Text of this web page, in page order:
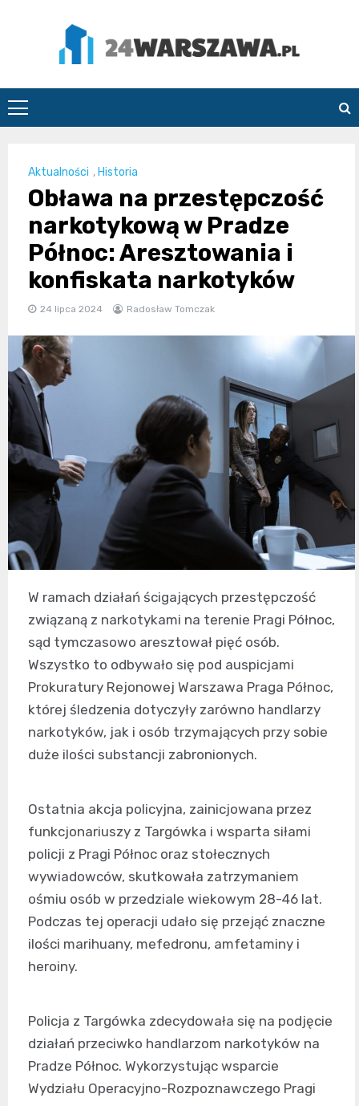
24Warszawa.pl
Aktualności , Historia
Obława na przestępczość
narkotykową w Pradze
Północ: Aresztowania i
konfiskata narkotyków
24 lipca 2024 Radosław Tomczak
W ramach działań ścigających przestępczość
związaną z narkotykami na terenie Pragi Północ,
sąd tymczasowo aresztował pięć osób.
Wszystko to odbywało się pod auspicjami
Prokuratury Rejonowej Warszawa Praga Północ,
której śledzenia dotyczyły zarówno handlarzy
narkotyków, jak i osób trzymających przy sobie
duże ilości substancji zabronionych.
Ostatnia akcja policyjna, zainicjowana przez
funkcjonariuszy z Targówka i wsparta siłami
policji z Pragi Północ oraz stołecznych
wywiadowców, skutkowała zatrzymaniem
ośmiu osób w przedziale wiekowym 28-46 lat.
Podczas tej operacji udało się przejąć znaczne
ilości marihuany, mefedronu, amfetaminy i
heroiny.
Policja z Targówka zdecydowała się na podjęcie
działań przeciwko handlarzom narkotyków na
Pradze Północ. Wykorzystując wsparcie
Wydziału Operacyjno-Rozpoznawczego Pragi